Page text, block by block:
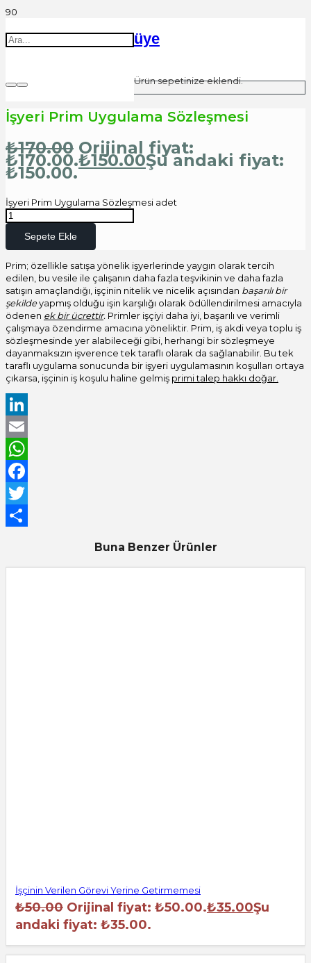
üye
Ürünsepetinize eklendi.
İşyeri Prim Uygulama Sözleşmesi
₺170.00 Orijinal fiyat:
₺170.00.₺150.00Şu andaki fiyat:
₺150.00.
İşyeri Prim Uygulama Sözleşmesi adet
Sepete Ekle
Prim; özellikle satışa yönelik işyerlerinde yaygın olarak tercih
edilen, bu vesile ile çalışanın daha fazla teşvikinin ve daha fazla
satışın amaçlandığı, işçinin nitelik ve nicelik açısından başarılı bir
şekildeyapmış olduğu işin karşılığı olarak ödüllendirilmesi amacıyla
ödenen ek bir ücrettir. Primler işçiyi daha iyi, başarılı ve verimli
çalışmaya özendirme amacına yöneliktir. Prim, iş akdi veya toplu iş
sözleşmesinde yer alabileceği gibi, herhangi bir sözleşmeye
dayanmaksızın işverence tek taraflı olarak da sağlanabilir. Bu tek
taraflı uygulama sonucunda bir işyeri uygulamasının koşulları ortaya
çıkarsa, işçinin iş koşulu haline gelmiş primi talep hakkı doğar.
LinkedIn
Email
WhatsApp
Facebook
Twitter
Buna Benzer Ürünler
İşçinin Verilen Görevi Yerine Getirmemesi
₺50.00 Orijinal fiyat: ₺50.00.₺35.00Şu
andaki fiyat: ₺35.00.